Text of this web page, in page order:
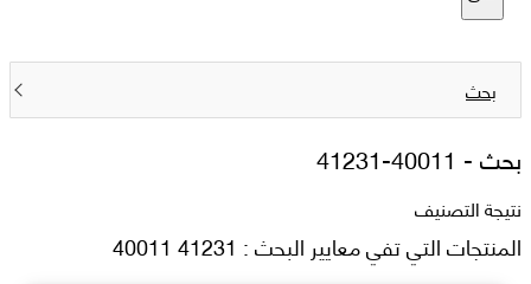
بحث
بحث - 41231-40011
نتيجة التصنيف
المنتجات التي تفي معايير البحث : 41231 40011